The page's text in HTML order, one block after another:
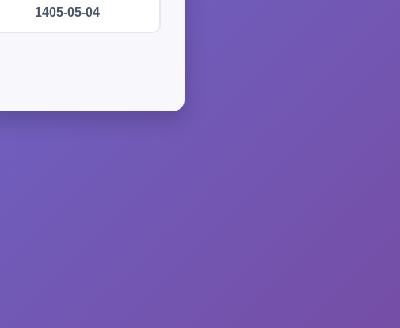
1405-05-04